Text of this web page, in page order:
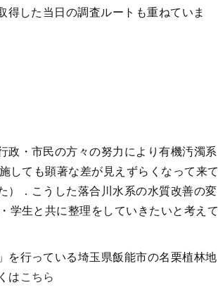
得した当日の調査ルートも重ねていま
政・市民の方々の努力により有機汚濁系
しても顕著な差が見えずらくなって来て
）．こうした落合川水系の水質改善の変
学生と共に整理をしていきたいと考えて
を行っている埼玉県飯能市の名栗植林地
は こちら